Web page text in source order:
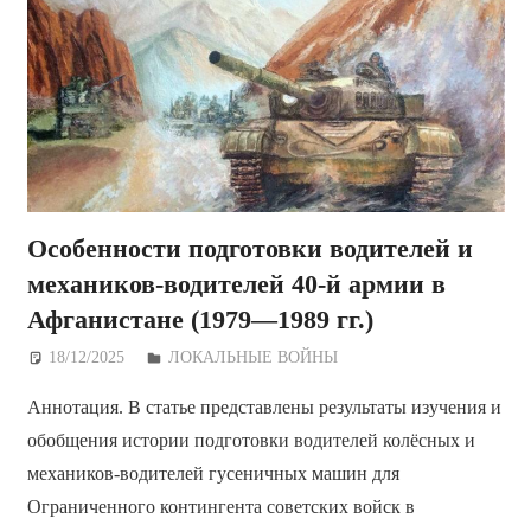
Особенности подготовки водителей и
механиков-водителей 40-й армии в
Афганистане (1979—1989 гг.)
18/12/2025 Дежурный по Редакции
ЛОКАЛЬНЫЕ ВОЙНЫ
Аннотация. В статье представлены результаты изучения и
обобщения истории подготовки водителей колёсных и
механиков-водителей гусеничных машин для
Ограниченного контингента советских войск в